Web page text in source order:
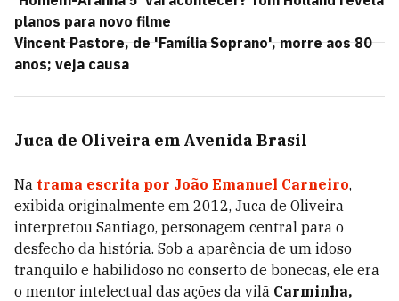
planos para novo filme
Vincent Pastore, de 'Família Soprano', morre aos 80
anos; veja causa
Juca de Oliveira em Avenida Brasil
Na trama escrita por João Emanuel Carneiro,
exibida originalmente em 2012, Juca de Oliveira
interpretou Santiago, personagem central para o
desfecho da história. Sob a aparência de um idoso
tranquilo e habilidoso no conserto de bonecas, ele era
o mentor intelectual das ações da vilã Carminha,